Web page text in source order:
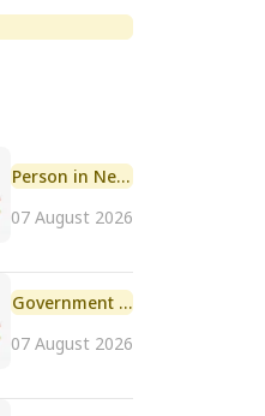
Person in News
07 August 2026
Government Initiative
07 August 2026